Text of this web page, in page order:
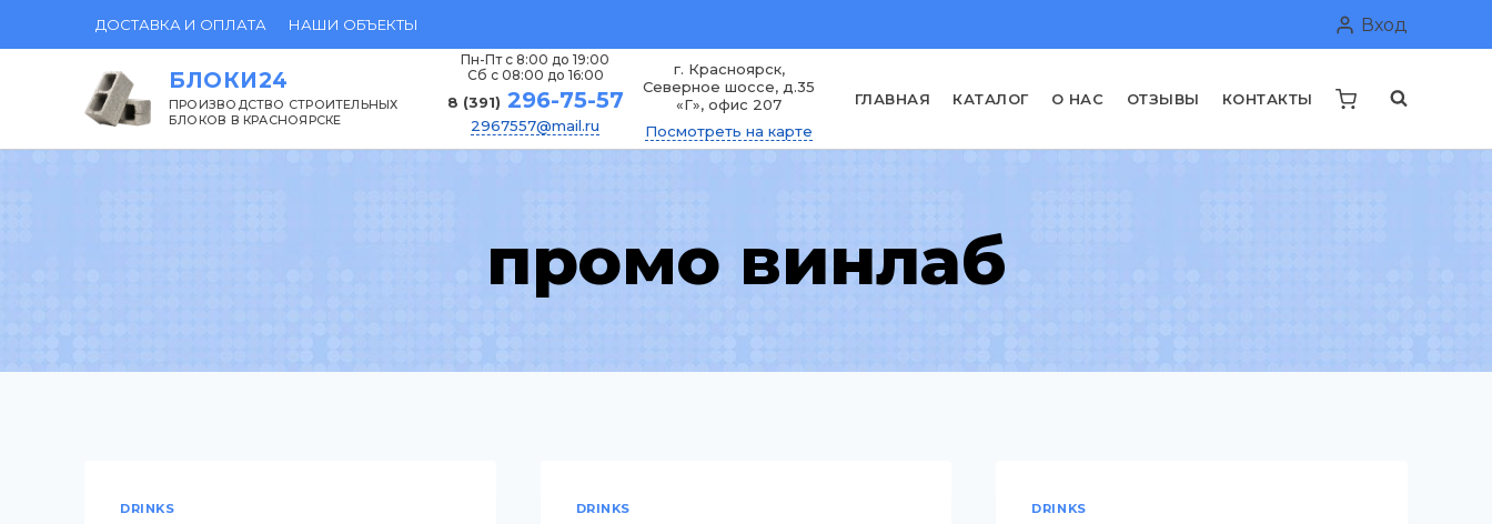
к
содержанию
ДОСТАВКА И ОПЛАТА НАШИ ОБЪЕКТЫ Вход
БЛОКИ24
ПРОИЗВОДСТВО СТРОИТЕЛЬНЫХ
БЛОКОВ В КРАСНОЯРСКЕ
Пн-Пт с 8:00 до 19:00
Сб с 08:00 до 16:00
8 (391) 296-75-57
2967557@mail.ru
г. Красноярск,
Северное шоссе, д.35
«Г», офис 207
Посмотреть на карте
ГЛАВНАЯ КАТАЛОГ О НАС ОТЗЫВЫ КОНТАКТЫ
промо винлаб
DRINKS DRINKS DRINKS